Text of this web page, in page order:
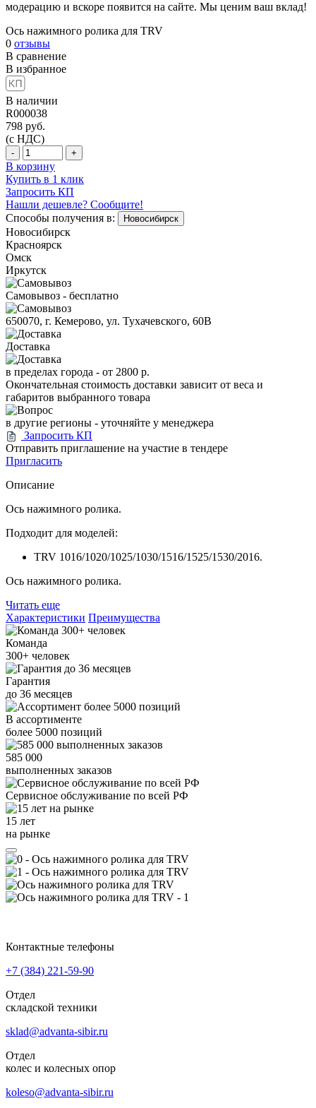
модерацию и вскоре появится на сайте. Мы ценим ваш вклад!
Ось нажимного ролика для TRV
0 отзывы
В сравнение
В избранное
В наличии
R000038
798 руб.
(с НДС)
- +
В корзину
Купить в 1 клик
Запросить КП
Нашли дешевле? Сообщите!
Способы получения в:
Новосибирск
Новосибирск
Красноярск
Омск
Иркутск
Самовывоз - бесплатно
650070, г. Кемерово, ул. Тухачевского, 60В
Доставка
в пределах города - от 2800 р.
Окончательная стоимость доставки зависит от веса и
габаритов выбранного товара
в другие регионы - уточняйте у менеджера
Запросить КП
Отправить приглашение на участие в тендере
Пригласить
Описание
Ось нажимного ролика.
Подходит для моделей:
TRV 1016/1020/1025/1030/1516/1525/1530/2016.
Ось нажимного ролика.
Читать еще
Характеристики Преимущества
Команда
300+ человек
Гарантия
до 36 месяцев
В ассортименте
более 5000 позиций
585 000
выполненных заказов
Сервисное обслуживание по всей РФ
15 лет
на рынке
Контактные телефоны
+7 (384) 221-59-90
Отдел
складской техники
sklad@advanta-sibir.ru
Отдел
колес и колесных опор
koleso@advanta-sibir.ru